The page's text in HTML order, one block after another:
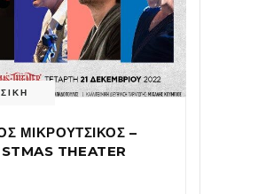
ΜΙΚΡΟΥΤΣΙΚΟΣ –
THEATER